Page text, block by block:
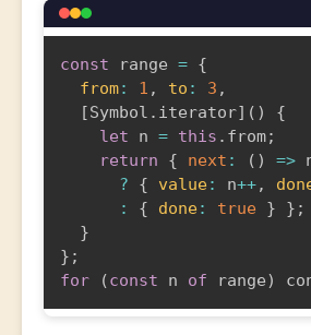
const range = {
from: 1 , to : 3 ,
[Symbol . iterator] ( )
{
let n = this . from;
return
{ next : ( ) =>
?
{ value: n++,
:
{ done: true } } ;
}
} ;
for
(const n of range)